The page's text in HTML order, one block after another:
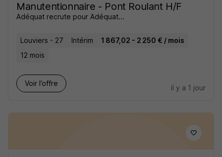
Manutentionnaire - Pont Roulant H/F
Adéquat recrute pour Adéquat...
Louviers - 27 Intérim
1 867,02 - 2 250 € / mois
12 mois
Voir l’offre
il y a 1 jour